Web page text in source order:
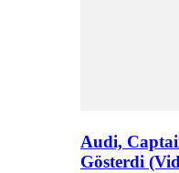
Audi,
Gösterdi